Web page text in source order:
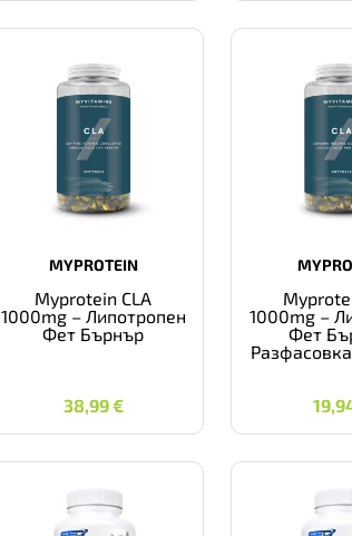
MYPROTEIN
Myprotein CLA
1000mg – Липотропен
Фет Бърнър
38,99€
38,99
1000mg –
Фет
19,94